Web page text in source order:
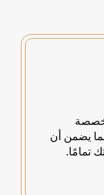
مما يضمن أن
تمامًا.